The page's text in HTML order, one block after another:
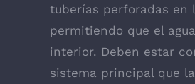
tuberías perforadas en
permitiendo que el
interior. Deben estar
sistema principal que